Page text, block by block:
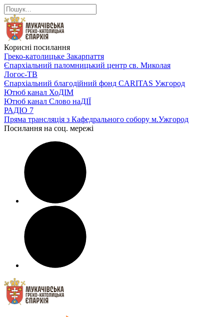
Корисні посилання
Греко-католицьке Закарпаття
Єпархіальний паломницький центр св. Миколая
Логос-ТВ
Єпархіальний благодійний фонд CARITAS Ужгород
Ютюб канал ХоДІМ
Ютюб канал Слово наДІЇ
РАДІО 7
Пряма трансляція з Кафедрального собору м.Ужгород
Посилання на соц. мережі